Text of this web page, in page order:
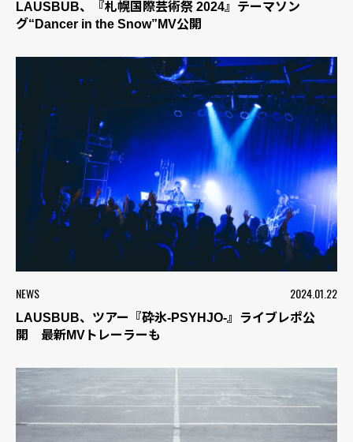
LAUSBUB、『札幌国際芸術祭 2024』テーマソン
グ“Dancer in the Snow”MV公開
NEWS 2024.01.22
LAUSBUB、ツアー『砕氷-PSYHJO-』ライブレポ公
開 最新MVトレーラーも